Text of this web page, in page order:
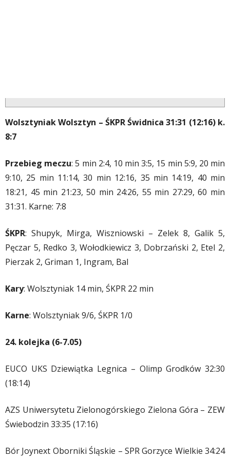
Wolsztyniak Wolsztyn – ŚKPR Świdnica 31:31 (12:16) k.
8:7
Przebieg meczu: 5 min 2:4, 10 min 3:5, 15 min 5:9, 20 min
9:10, 25 min 11:14, 30 min 12:16, 35 min 14:19, 40 min
18:21, 45 min 21:23, 50 min 24:26, 55 min 27:29, 60 min
31:31. Karne: 7:8
ŚKPR: Shupyk, Mirga, Wiszniowski – Zelek 8, Galik 5,
Pęczar 5, Redko 3, Wołodkiewicz 3, Dobrzański 2, Etel 2,
Pierzak 2, Griman 1, Ingram, Bal
Kary: Wolsztyniak 14 min, ŚKPR 22 min
Karne: Wolsztyniak 9/6, ŚKPR 1/0
24. kolejka (6-7.05)
EUCO UKS Dziewiątka Legnica – Olimp Grodków 32:30
(18:14)
AZS Uniwersytetu Zielonogórskiego Zielona Góra – ZEW
Świebodzin 33:35 (17:16)
Bór Joynext Oborniki Śląskie – SPR Gorzyce Wielkie 34:24